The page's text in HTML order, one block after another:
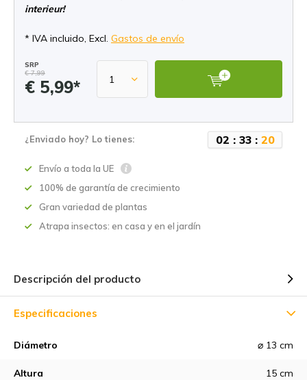
interieur!
* IVA incluido, Excl. Gastos de envío
SRP
€ 7,99
€ 5,99*
¿Enviado hoy? Lo tienes: 02 : 33: 20
Envío a toda la UE
100% de garantía de crecimiento
Gran variedad de plantas
Atrapa insectos: en casa y en el jardín
Descripción del producto
Especificaciones
Diámetro ⌀ 13 cm
Altura 15 cm